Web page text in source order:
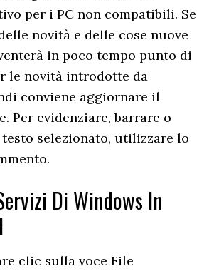
per i PC non compatibili. Se
novità e delle cose nuove
in poco tempo punto di
le novità introdotte da
conviene aggiornare il
Per evidenziare, barrare o
selezionato, utilizzare lo
Di Windows In
clic sulla voce File